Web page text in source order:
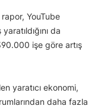
YouTube
da
işe göre artış
yaratıcı ekonomi,
daha fazla